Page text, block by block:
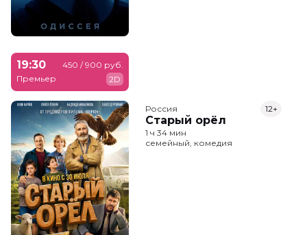
19:30
Премьер
450 / 900 руб.
2D
Россия
Старый орёл
12+
1 ч 34 мин
семейный, комедия